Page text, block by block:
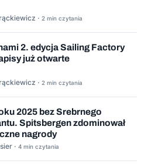
· 2 min czytania
2. edycja Sailing Factory
już otwarte
· 2 min czytania
2025 bez Srebrnego
Spitsbergen zdominował
nagrody
· 4 min czytania